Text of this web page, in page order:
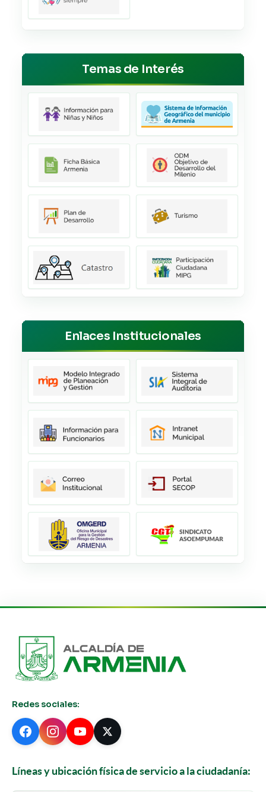
Temas de Interés
Enlaces Institucionales
Redes sociales:
Líneas y ubicación física de servicio a la ciudadanía: